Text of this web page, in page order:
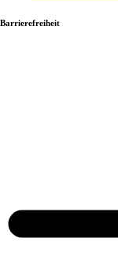
Barrierefreiheit